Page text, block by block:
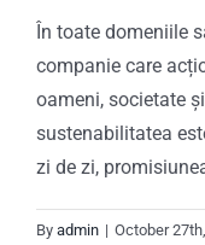
În toate domeniile
companie care
oameni, societate
sustenabilitatea
zi de zi,
By admin | October